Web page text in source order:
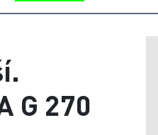
G 270